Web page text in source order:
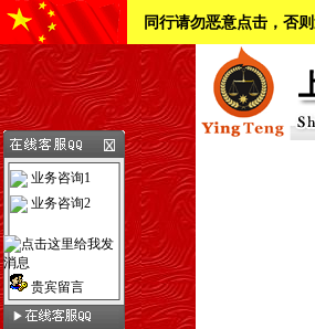
同行请勿恶意点击，否
业务咨询1
业务咨询2
贵宾留言